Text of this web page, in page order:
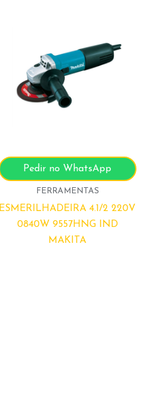
Pedir no WhatsApp
FERRAMENTAS
ESMERILHADEIRA 4.1/2 220V
0840W 9557HNG IND
MAKITA